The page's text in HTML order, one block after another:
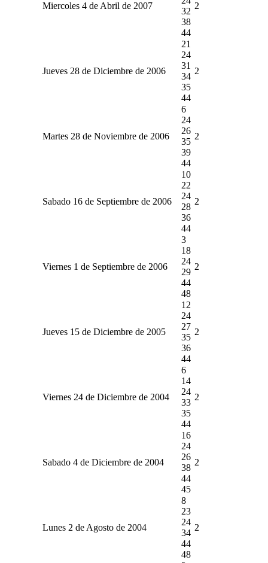
Miercoles 4 de Abril de 2007
32
38
44
2
Jueves 28 de Diciembre de 2006
21
24
31
34
35
44
2
Martes 28 de Noviembre de 2006
6
24
26
35
39
44
2
Sabado 16 de Septiembre de 2006
10
22
24
28
36
44
2
Viernes 1 de Septiembre de 2006
3
18
24
29
44
48
2
Jueves 15 de Diciembre de 2005
12
24
27
35
36
44
2
Viernes 24 de Diciembre de 2004
6
14
24
33
35
44
2
Sabado 4 de Diciembre de 2004
16
24
26
38
44
45
2
Lunes 2 de Agosto de 2004
8
23
24
34
44
48
2